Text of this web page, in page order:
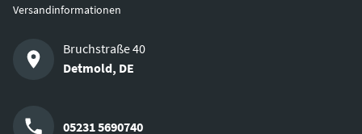
Versandinformationen
Bruchstraße 40
Detmold, DE
05231 5690740